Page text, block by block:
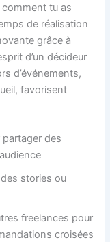
comment tu as
de réalisation
grâce à
d’un décideur
d’événements,
favorisent
partager des
stories ou
freelances pour
croisées